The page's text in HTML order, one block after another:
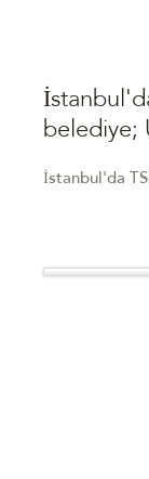
belediye;
İstanbul'da